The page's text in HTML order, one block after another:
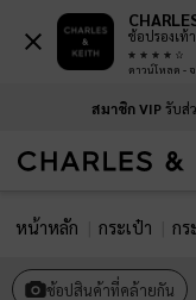
สมาชิก VIPรับส่
หน้าหลัก กระเป๋า กร
ช้อปสินค้าที่คล้ายกัน
ช้อปรองเท้
ดาวน์โหลด - จ